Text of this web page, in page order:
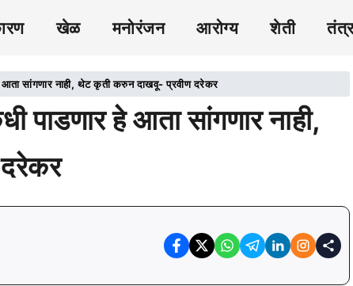
खेळ मनोरंजन आरोग्य शेती
सांगणार नाही, थेट कृती करुन दाखवू- प्रवीण दरेकर
पाडणार हे आता सांगणार नाही,